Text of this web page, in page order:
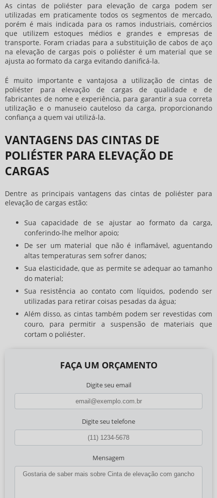
As cintas de poliéster para elevação de carga podem ser
utilizadas em praticamente todos os segmentos de mercado,
porém é mais indicada para os ramos industriais, comércios
que utilizem estoques médios e grandes e empresas de
transporte. Foram criadas para a substituição de cabos de aço
na elevação de cargas pois o poliéster é um material que se
ajusta ao formato da carga evitando danificá-la.
É muito importante e vantajosa a utilização de cintas de
poliéster para elevação de cargas de qualidade e de
fabricantes de nome e experiência, para garantir a sua correta
utilização e o manuseio cauteloso da carga, proporcionando
confiança a quem vai utilizá-la.
VANTAGENS DAS CINTAS DE
POLIÉSTER PARA ELEVAÇÃO DE
CARGAS
Dentre as principais vantagens das cintas de poliéster para
elevação de cargas estão:
Sua capacidade de se ajustar ao formato da carga,
conferindo-lhe melhor apoio;
De ser um material que não é inflamável, aguentando
altas temperaturas sem sofrer danos;
Sua elasticidade, que as permite se adequar ao tamanho
do material;
Sua resistência ao contato com líquidos, podendo ser
utilizadas para retirar coisas pesadas da água;
Além disso, as cintas também podem ser revestidas com
couro, para permitir a suspensão de materiais que
cortam o poliéster.
FAÇA UM ORÇAMENTO
Digite seu email
Digite seu telefone
Mensagem